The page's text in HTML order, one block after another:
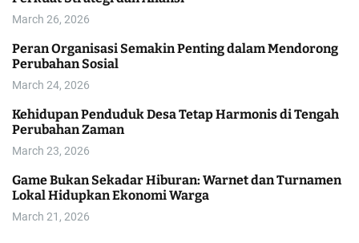
m
March 26, 2026
Peran Organisasi Semakin Penting dalam Mendorong
Perubahan Sosial
March 24, 2026
Kehidupan Penduduk Desa Tetap Harmonis di Tengah
Perubahan Zaman
March 23, 2026
Game Bukan Sekadar Hiburan: Warnet dan Turnamen
Lokal Hidupkan Ekonomi Warga
March 21, 2026